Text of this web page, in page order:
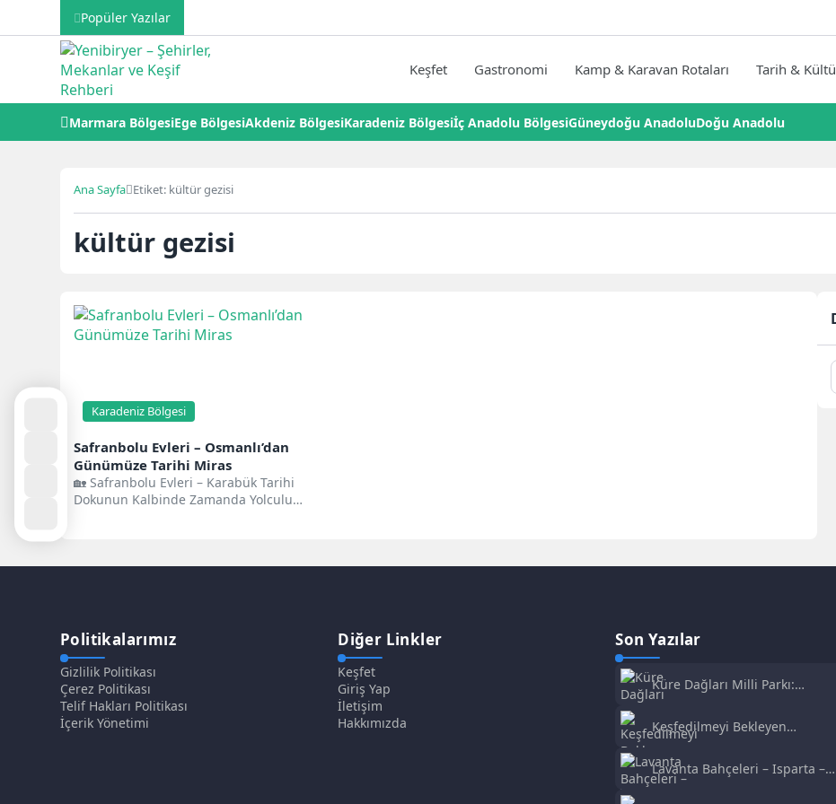
Popüler Yazılar
Keşfet Gastronomi Kamp & Karavan Rotaları Tarih &
Marmara BölgesiEge BölgesiAkdeniz BölgesiKaradeniz Bölgesiİç Anadolu BölgesiGüneydoğu AnadoluDoğu Anadolu
Ana Sayfa Etiket: kültür gezisi
kültür gezisi
Karadeniz Bölgesi
Safranbolu Evleri – Osmanlı’dan
Günümüze Tarihi Miras
🏡 Safranbolu Evleri – Karabük Tarihi
Dokunun Kalbinde Zamanda Yolculuk
Politikalarımız
Gizlilik Politikası
Çerez Politikası
Telif Hakları Politikası
İçerik Yönetimi
Diğer Linkler
Keşfet
Giriş Yap
İletişim
Hakkımızda
Son Yazılar
Küre Dağları Milli Parkı:
Türkiye’nin Doğa Cenneti
Keşfedilmeyi Bekleyen
Arykanda Antik Kenti, Antalya
Lavanta Bahçeleri – Isparta –
Türkiye’nin Doğal ve Tarihi